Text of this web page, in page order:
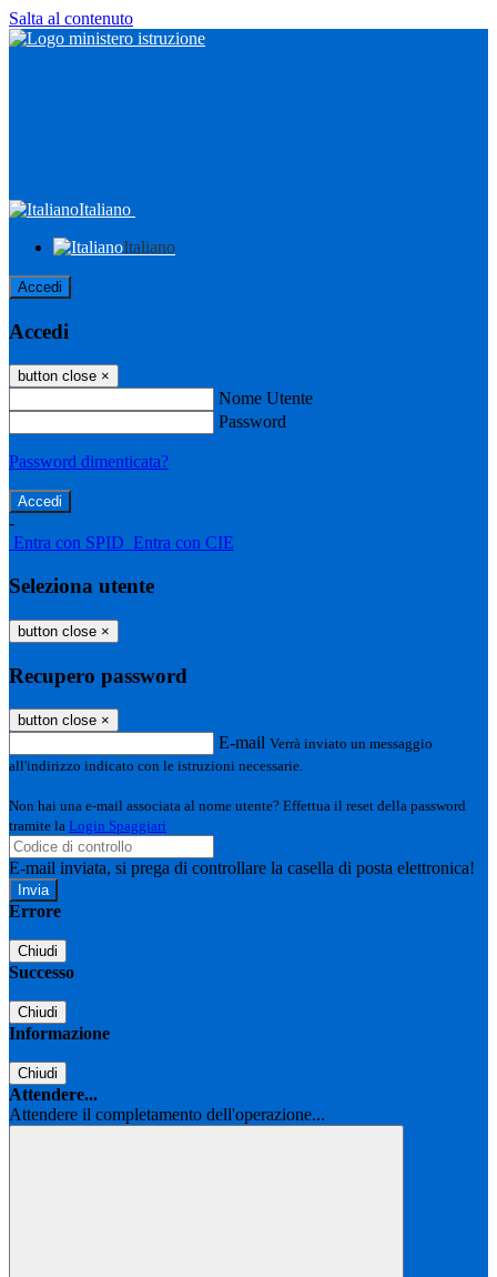
Salta al contenuto
Italiano
Italiano
Accedi
Accedi
button close ×
Nome Utente
Password
Password dimenticata?
-
Entra con SPID Entra con CIE
Seleziona utente
button close ×
Recupero password
button close ×
E-mail Verrà inviato un messaggio
all'indirizzo indicato con le istruzioni necessarie.
Non hai una e-mail associata al nome utente? Effettua il reset della password
tramite la Login Spaggiari
E-mail inviata, si prega di controllare la casella di posta elettronica!
Errore
Chiudi
Successo
Chiudi
Informazione
Chiudi
Attendere...
Attendere il completamento dell'operazione...